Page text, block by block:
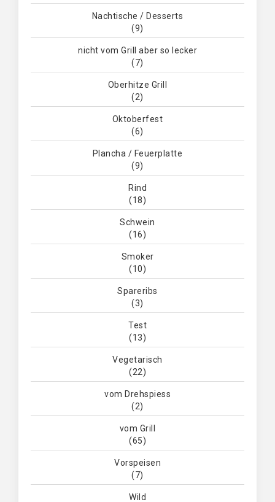
Nachtische / Desserts
(9)
nicht vom Grill aber so lecker
(7)
Oberhitze Grill
(2)
Oktoberfest
(6)
Plancha / Feuerplatte
(9)
Rind
(18)
Schwein
(16)
Smoker
(10)
Spareribs
(3)
Test
(13)
Vegetarisch
(22)
vom Drehspiess
(2)
vom Grill
(65)
Vorspeisen
(7)
Wild